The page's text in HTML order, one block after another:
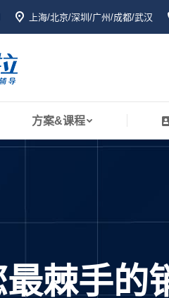
上海/北京/深圳/广州/成都/武汉
方案&课程
方案&课程